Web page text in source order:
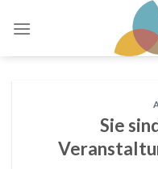
Sie